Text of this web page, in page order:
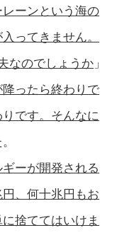
レーンという海の
ってきません。
なのでしょうか 」
ったら終わりで
です。そんなに
ーが開発される
、何十兆円もお
捨ててはいけま